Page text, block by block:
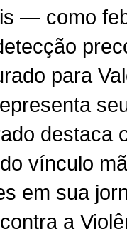
— como
para
destaca
vínculo
em sua
a